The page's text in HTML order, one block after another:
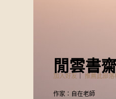
閒雲書
加入好友 推薦此部落
作家：自在老師